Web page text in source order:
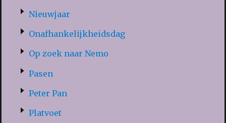
Nieuwjaar
Onafhankelijkheidsdag
Op zoek naar Nemo
Pasen
Peter Pan
Platvoet